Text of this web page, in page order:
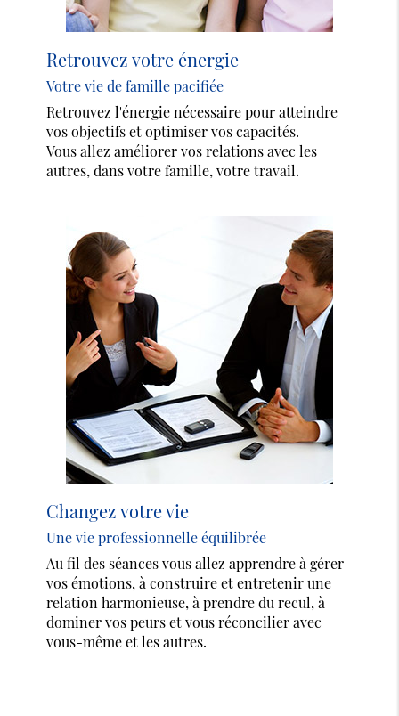
Retrouvez votre énergie
Votre vie de famille pacifiée
Retrouvez l'énergie nécessaire pour atteindre
vos objectifs et optimiser vos capacités.
Vous allez améliorer vos relations avec les
autres, dans votre famille, votre travail.
Changez votre vie
Une vie professionnelle équilibrée
Au fil des séances vous allez apprendre à gérer
vos émotions, à construire et entretenir une
relation harmonieuse, à prendre du recul, à
dominer vos peurs et vous réconcilier avec
vous-même et les autres.